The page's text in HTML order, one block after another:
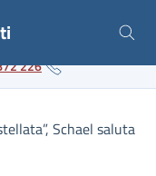
226
Schael saluta